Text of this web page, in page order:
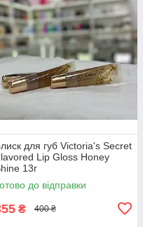
для губ Victoria's Secret
Lip Gloss Honey
13г
до відправки
₴ 400 ₴